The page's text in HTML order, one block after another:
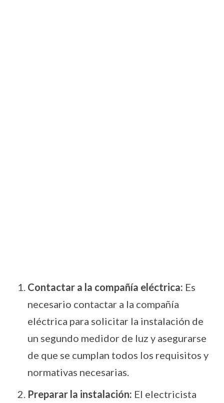
Contactar a la compañía eléctrica: Es
necesario contactar a la compañía
eléctrica para solicitar la instalación de
un segundo medidor de luz y asegurarse
de que se cumplan todos los requisitos y
normativas necesarias.
Preparar la instalación: El electricista